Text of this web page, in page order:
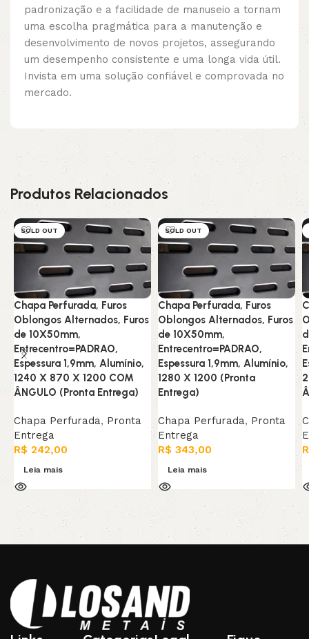
padronização e a facilidade de manuseio a tornam
uma escolha pragmática para a manutenção e
desenvolvimento de novos projetos, assegurando
um desempenho consistente e uma longa vida útil.
Invista em uma solução confiável e comprovada no
mercado.
Produtos Relacionados
SOLD OUT
Chapa Perfurada, Furos
Oblongos Alternados, Furos
de 10X50mm,
Entrecentro=PADRAO,
Espessura 1,9mm, Alumínio,
1240 X 870 X 1200 COM
ÂNGULO (Pronta Entrega)
Chapa Perfurada, Pronta
Entrega
R$ 242,00
Leia mais
SOLD OUT
Chapa Perfurada, Furos
Oblongos Alternados, Furos
de 10X50mm,
Entrecentro=PADRAO,
Espessura 1,9mm, Alumínio,
1280 X 1200 (Pronta
Entrega)
Chapa Perfurada, Pronta
Entrega
R$ 343,00
Leia mais